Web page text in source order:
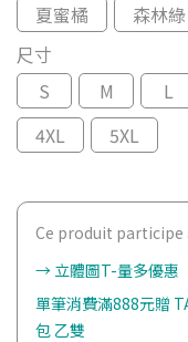
夏蜜橘
森林綠
尺寸
S
M L
4XL
5XL
Ce produit
→ 立體圖T-量多優惠
單筆消費滿888元贈
包 乙雙